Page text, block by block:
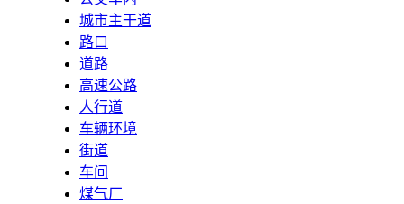
城市主干道
路口
道路
高速公路
人行道
车辆环境
街道
车间
煤气厂